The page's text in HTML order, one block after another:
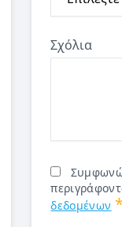
Σχόλια
δεδομένων *